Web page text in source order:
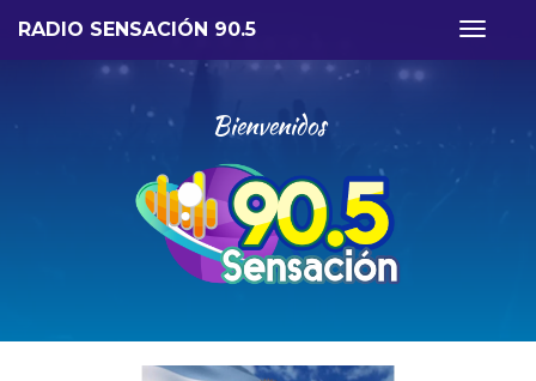
Toggle
RADIO SENSACIÓN 90.5
Bienvenidos